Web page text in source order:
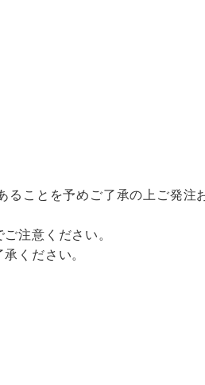
ことを予めご了承の上ご発注
注意ください。
ください。